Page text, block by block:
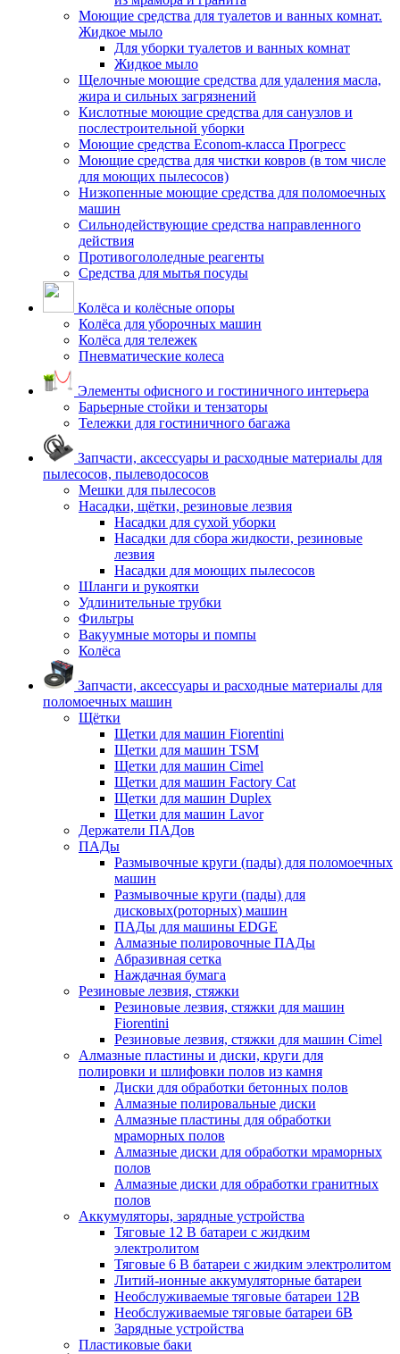
Моющие средства для туалетов и ванных комнат.
Жидкое мыло
Для уборки туалетов и ванных комнат
Жидкое мыло
Щелочные моющие средства для удаления масла,
жира и сильных загрязнений
Кислотные моющие средства для санузлов и
послестроительной уборки
Моющие средства Econom-класса Прогресс
Моющие средства для чистки ковров (в том числе
для моющих пылесосов)
Низкопенные моющие средства для поломоечных
машин
Сильнодействующие средства направленного
действия
Противогололедные реагенты
Средства для мытья посуды
Колёса и колёсные опоры
Колёса для уборочных машин
Колёса для тележек
Пневматические колеса
Элементы офисного и гостиничного интерьера
Барьерные стойки и тензаторы
Тележки для гостиничного багажа
Запчасти, аксессуары и расходные материалы для
пылесосов, пылеводососов
Мешки для пылесосов
Насадки, щётки, резиновые лезвия
Насадки для сухой уборки
Насадки для сбора жидкости, резиновые
лезвия
Насадки для моющих пылесосов
Шланги и рукоятки
Удлинительные трубки
Фильтры
Вакуумные моторы и помпы
Колёса
Запчасти, аксессуары и расходные материалы для
поломоечных машин
Щётки
Щетки для машин Fiorentini
Щетки для машин TSM
Щетки для машин Cimel
Щетки для машин Factory Cat
Щетки для машин Duplex
Щетки для машин Lavor
Держатели ПАДов
ПАДы
Размывочные круги (пады) для поломоечных
машин
Размывочные круги (пады) для
дисковых(роторных) машин
ПАДы для машины EDGE
Алмазные полировочные ПАДы
Абразивная сетка
Наждачная бумага
Резиновые лезвия, стяжки
Резиновые лезвия, стяжки для машин
Fiorentini
Резиновые лезвия, стяжки для машин Cimel
Алмазные пластины и диски, круги для
полировки и шлифовки полов из камня
Диски для обработки бетонных полов
Алмазные полировальные диски
Алмазные пластины для обработки
мраморных полов
Алмазные диски для обработки мраморных
полов
Алмазные диски для обработки гранитных
полов
Аккумуляторы, зарядные устройства
Тяговые 12 В батареи с жидким
электролитом
Тяговые 6 В батареи с жидким электролитом
Литий-ионные аккумуляторные батареи
Необслуживаемые тяговые батареи 12В
Необслуживаемые тяговые батареи 6В
Зарядные устройства
Пластиковые баки